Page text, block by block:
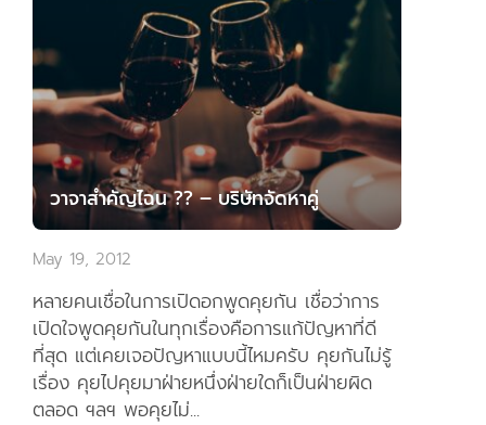
วาจาสำคัญไฉน ?? – บริษัทจัดหาคู่
May 19, 2012
หลายคนเชื่อในการเปิดอกพูดคุยกัน เชื่อว่าการ
เปิดใจพูดคุยกันในทุกเรื่องคือการแก้ปัญหาที่ดี
ที่สุด แต่เคยเจอปัญหาแบบนี้ไหมครับ คุยกันไม่รู้
เรื่อง คุยไปคุยมาฝ่ายหนึ่งฝ่ายใดก็เป็นฝ่ายผิด
ตลอด ฯลฯ พอคุยไม่...